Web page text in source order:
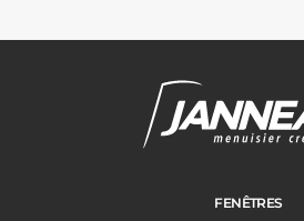
FENÊTRES